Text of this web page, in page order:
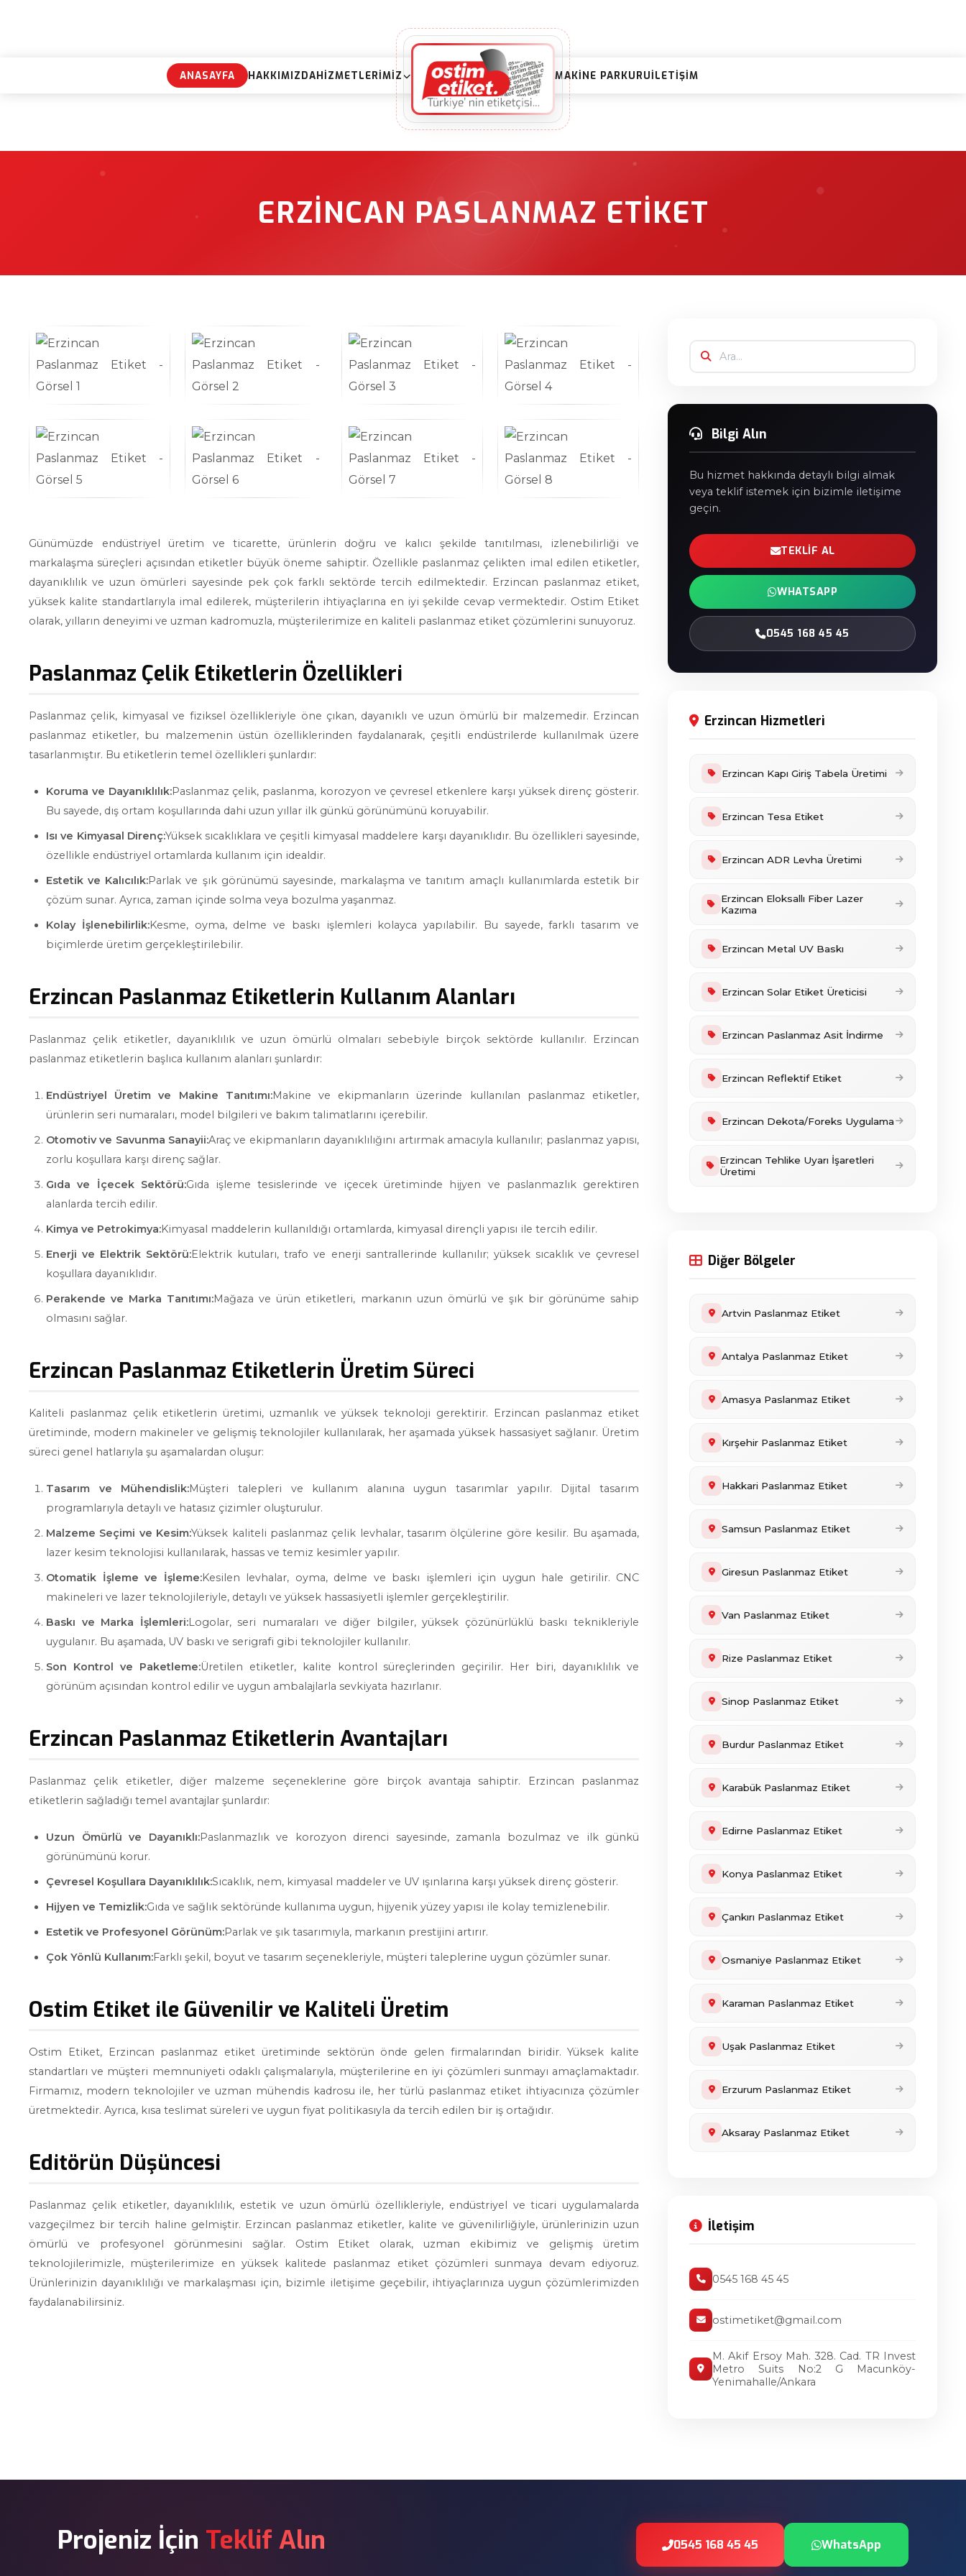
ANASAYFA HAKKIMIZDAHIZMETLERIMIZ MAKINE PARKURUİLETIŞIM
ERZINCAN PASLANMAZ ETIKET
Günümüzde endüstriyel üretim ve ticarette, ürünlerin doğru ve kalıcı şekilde tanıtılması, izlenebilirliği ve
markalaşma süreçleri açısından etiketler büyük öneme sahiptir. Özellikle paslanmaz çelikten imal edilen etiketler,
dayanıklılık ve uzun ömürleri sayesinde pek çok farklı sektörde tercih edilmektedir. Erzincan paslanmaz etiket,
yüksek kalite standartlarıyla imal edilerek, müşterilerin ihtiyaçlarına en iyi şekilde cevap vermektedir. Ostim Etiket
olarak, yılların deneyimi ve uzman kadromuzla, müşterilerimize en kaliteli paslanmaz etiket çözümlerini sunuyoruz.
Paslanmaz Çelik Etiketlerin Özellikleri
Paslanmaz çelik, kimyasal ve fiziksel özellikleriyle öne çıkan, dayanıklı ve uzun ömürlü bir malzemedir. Erzincan
paslanmaz etiketler, bu malzemenin üstün özelliklerinden faydalanarak, çeşitli endüstrilerde kullanılmak üzere
tasarlanmıştır. Bu etiketlerin temel özellikleri şunlardır:
Koruma ve Dayanıklılık:Paslanmaz çelik, paslanma, korozyon ve çevresel etkenlere karşı yüksek direnç gösterir.
Bu sayede, dış ortam koşullarında dahi uzun yıllar ilk günkü görünümünü koruyabilir.
Isı ve Kimyasal Direnç:Yüksek sıcaklıklara ve çeşitli kimyasal maddelere karşı dayanıklıdır. Bu özellikleri sayesinde,
özellikle endüstriyel ortamlarda kullanım için idealdir.
Estetik ve Kalıcılık:Parlak ve şık görünümü sayesinde, markalaşma ve tanıtım amaçlı kullanımlarda estetik bir
çözüm sunar. Ayrıca, zaman içinde solma veya bozulma yaşanmaz.
Kolay İşlenebilirlik:Kesme, oyma, delme ve baskı işlemleri kolayca yapılabilir. Bu sayede, farklı tasarım ve
biçimlerde üretim gerçekleştirilebilir.
Erzincan Paslanmaz Etiketlerin Kullanım Alanları
Paslanmaz çelik etiketler, dayanıklılık ve uzun ömürlü olmaları sebebiyle birçok sektörde kullanılır. Erzincan
paslanmaz etiketlerin başlıca kullanım alanları şunlardır:
Endüstriyel Üretim ve Makine Tanıtımı:Makine ve ekipmanların üzerinde kullanılan paslanmaz etiketler,
ürünlerin seri numaraları, model bilgileri ve bakım talimatlarını içerebilir.
Otomotiv ve Savunma Sanayii:Araç ve ekipmanların dayanıklılığını artırmak amacıyla kullanılır; paslanmaz yapısı,
zorlu koşullara karşı direnç sağlar.
Gıda ve İçecek Sektörü:Gıda işleme tesislerinde ve içecek üretiminde hijyen ve paslanmazlık gerektiren
alanlarda tercih edilir.
Kimya ve Petrokimya:Kimyasal maddelerin kullanıldığı ortamlarda, kimyasal dirençli yapısı ile tercih edilir.
Enerji ve Elektrik Sektörü:Elektrik kutuları, trafo ve enerji santrallerinde kullanılır; yüksek sıcaklık ve çevresel
koşullara dayanıklıdır.
Perakende ve Marka Tanıtımı:Mağaza ve ürün etiketleri, markanın uzun ömürlü ve şık bir görünüme sahip
olmasını sağlar.
Erzincan Paslanmaz Etiketlerin Üretim Süreci
Kaliteli paslanmaz çelik etiketlerin üretimi, uzmanlık ve yüksek teknoloji gerektirir. Erzincan paslanmaz etiket
üretiminde, modern makineler ve gelişmiş teknolojiler kullanılarak, her aşamada yüksek hassasiyet sağlanır. Üretim
süreci genel hatlarıyla şu aşamalardan oluşur:
Tasarım ve Mühendislik:Müşteri talepleri ve kullanım alanına uygun tasarımlar yapılır. Dijital tasarım
programlarıyla detaylı ve hatasız çizimler oluşturulur.
Malzeme Seçimi ve Kesim:Yüksek kaliteli paslanmaz çelik levhalar, tasarım ölçülerine göre kesilir. Bu aşamada,
lazer kesim teknolojisi kullanılarak, hassas ve temiz kesimler yapılır.
Otomatik İşleme ve İşleme:Kesilen levhalar, oyma, delme ve baskı işlemleri için uygun hale getirilir. CNC
makineleri ve lazer teknolojileriyle, detaylı ve yüksek hassasiyetli işlemler gerçekleştirilir.
Baskı ve Marka İşlemleri:Logolar, seri numaraları ve diğer bilgiler, yüksek çözünürlüklü baskı teknikleriyle
uygulanır. Bu aşamada, UV baskı ve serigrafi gibi teknolojiler kullanılır.
Son Kontrol ve Paketleme:Üretilen etiketler, kalite kontrol süreçlerinden geçirilir. Her biri, dayanıklılık ve
görünüm açısından kontrol edilir ve uygun ambalajlarla sevkiyata hazırlanır.
Erzincan Paslanmaz Etiketlerin Avantajları
Paslanmaz çelik etiketler, diğer malzeme seçeneklerine göre birçok avantaja sahiptir. Erzincan paslanmaz
etiketlerin sağladığı temel avantajlar şunlardır:
Uzun Ömürlü ve Dayanıklı:Paslanmazlık ve korozyon direnci sayesinde, zamanla bozulmaz ve ilk günkü
görünümünü korur.
Çevresel Koşullara Dayanıklılık:Sıcaklık, nem, kimyasal maddeler ve UV ışınlarına karşı yüksek direnç gösterir.
Hijyen ve Temizlik:Gıda ve sağlık sektöründe kullanıma uygun, hijyenik yüzey yapısı ile kolay temizlenebilir.
Estetik ve Profesyonel Görünüm:Parlak ve şık tasarımıyla, markanın prestijini artırır.
Çok Yönlü Kullanım:Farklı şekil, boyut ve tasarım seçenekleriyle, müşteri taleplerine uygun çözümler sunar.
Ostim Etiket ile Güvenilir ve Kaliteli Üretim
Ostim Etiket, Erzincan paslanmaz etiket üretiminde sektörün önde gelen firmalarından biridir. Yüksek kalite
standartları ve müşteri memnuniyeti odaklı çalışmalarıyla, müşterilerine en iyi çözümleri sunmayı amaçlamaktadır.
Firmamız, modern teknolojiler ve uzman mühendis kadrosu ile, her türlü paslanmaz etiket ihtiyacınıza çözümler
üretmektedir. Ayrıca, kısa teslimat süreleri ve uygun fiyat politikasıyla da tercih edilen bir iş ortağıdır.
Editörün Düşüncesi
Paslanmaz çelik etiketler, dayanıklılık, estetik ve uzun ömürlü özellikleriyle, endüstriyel ve ticari uygulamalarda
vazgeçilmez bir tercih haline gelmiştir. Erzincan paslanmaz etiketler, kalite ve güvenilirliğiyle, ürünlerinizin uzun
ömürlü ve profesyonel görünmesini sağlar. Ostim Etiket olarak, uzman ekibimiz ve gelişmiş üretim
teknolojilerimizle, müşterilerimize en yüksek kalitede paslanmaz etiket çözümleri sunmaya devam ediyoruz.
Ürünlerinizin dayanıklılığı ve markalaşması için, bizimle iletişime geçebilir, ihtiyaçlarınıza uygun çözümlerimizden
faydalanabilirsiniz.
Bilgi Alın
Bu hizmet hakkında detaylı bilgi almak
veya teklif istemek için bizimle iletişime
geçin.
TEKLIF AL
WHATSAPP
0545 168 45 45
Erzincan Hizmetleri
Erzincan Kapı Giriş Tabela Üretimi
Erzincan Tesa Etiket
Erzincan ADR Levha Üretimi
Erzincan Eloksallı Fiber Lazer
Kazıma
Erzincan Metal UV Baskı
Erzincan Solar Etiket Üreticisi
Erzincan Paslanmaz Asit İndirme
Erzincan Reflektif Etiket
Erzincan Dekota/Foreks Uygulama
Erzincan Tehlike Uyarı İşaretleri
Üretimi
Diğer Bölgeler
Artvin Paslanmaz Etiket
Antalya Paslanmaz Etiket
Amasya Paslanmaz Etiket
Kırşehir Paslanmaz Etiket
Hakkari Paslanmaz Etiket
Samsun Paslanmaz Etiket
Giresun Paslanmaz Etiket
Van Paslanmaz Etiket
Rize Paslanmaz Etiket
Sinop Paslanmaz Etiket
Burdur Paslanmaz Etiket
Karabük Paslanmaz Etiket
Edirne Paslanmaz Etiket
Konya Paslanmaz Etiket
Çankırı Paslanmaz Etiket
Osmaniye Paslanmaz Etiket
Karaman Paslanmaz Etiket
Uşak Paslanmaz Etiket
Erzurum Paslanmaz Etiket
Aksaray Paslanmaz Etiket
İletişim
0545 168 45 45
ostimetiket@gmail.com
M. Akif Ersoy Mah. 328. Cad. TR Invest
Metro Suits No:2 G Macunköy-
Yenimahalle/Ankara
Projeniz İçin Teklif Alın 0545 168 45 45 WhatsApp